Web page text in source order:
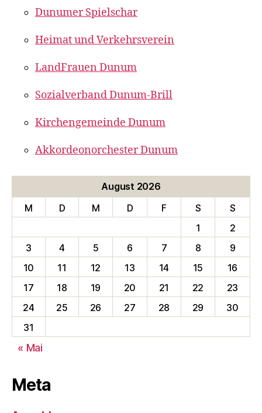
Dunumer Spielschar
Heimat und Verkehrsverein
LandFrauen Dunum
Sozialverband Dunum-Brill
Kirchengemeinde Dunum
Akkordeonorchester Dunum
August 2026
M
D M D F S
S
1
2
3
4 5 6 7 8
9
10
11 12 13 14 15
16
17
18 19 20 21 22
23
24
25 26 27 28 29
30
31
« Mai
Meta